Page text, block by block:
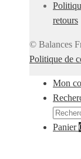
retours
© Balances
Politique de
Mon
pour :
Panier